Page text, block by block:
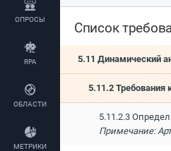
ОПРОСЫ
RPA
ОБЛАСТИ
МЕТРИКИ
Список
5.11 Динамический
5.11.2 Требования
5.11.2.3
Примечание: